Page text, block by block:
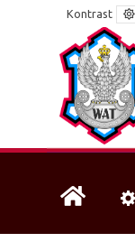
Ambasadorski
Kontrast